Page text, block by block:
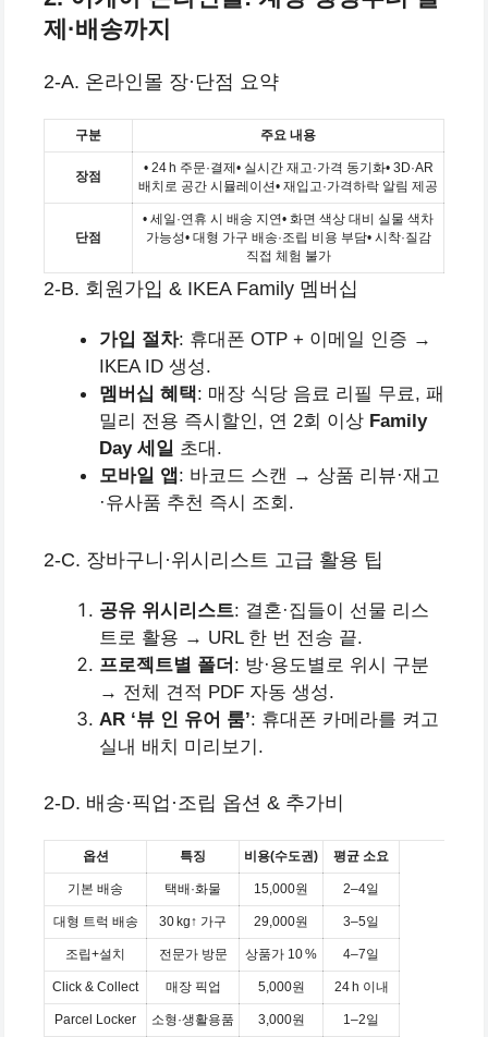
제·배송까지
2‑A. 온라인몰 장·단점 요약
구분 주요 내용
장점
• 24 h 주문·결제• 실시간 재고·가격 동기화• 3D·AR
배치로 공간 시뮬레이션• 재입고·가격하락 알림 제공
단점
• 세일·연휴 시 배송 지연• 화면 색상 대비 실물 색차
가능성• 대형 가구 배송·조립 비용 부담• 시착·질감
직접 체험 불가
2‑B. 회원가입 & IKEA Family 멤버십
가입 절차: 휴대폰 OTP + 이메일 인증 →
IKEA ID 생성.
멤버십 혜택: 매장 식당 음료 리필 무료, 패
밀리 전용 즉시할인, 연 2회 이상 Family
Day 세일 초대.
모바일 앱 : 바코드 스캔 → 상품 리뷰·재고
·유사품 추천 즉시 조회.
2‑C. 장바구니·위시리스트 고급 활용 팁
공유 위시리스트: 결혼·집들이 선물 리스
트로 활용 → URL 한 번 전송 끝.
프로젝트별 폴더 : 방·용도별로 위시 구분
→ 전체 견적 PDF 자동 생성.
AR ‘뷰 인 유어 룸’: 휴대폰 카메라를 켜고
실내 배치 미리보기.
2‑D. 배송·픽업·조립 옵션 & 추가비
옵션 특징 비용(수도권) 평균 소요
기본 배송 택배·화물 15,000원 2–4일
대형 트럭 배송 30 kg↑ 가구 29,000원 3–5일
조립+설치 전문가 방문 상품가 10 % 4–7일
Click & Collect 매장 픽업 5,000원 24 h 이내
Parcel Locker 소형·생활용품 3,000원 1–2일